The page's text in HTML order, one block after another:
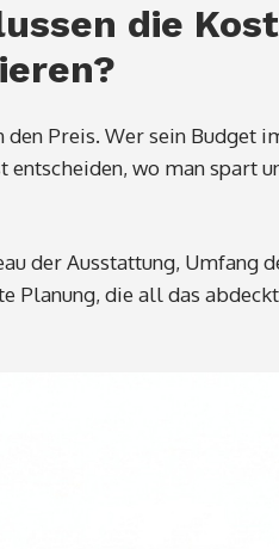
die
Preis. Wer sein Budget
wo man spart
der Ausstattung, Umfang
Planung, die all das